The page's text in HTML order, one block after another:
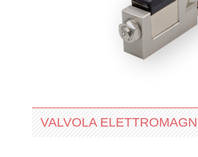
VALVOLA